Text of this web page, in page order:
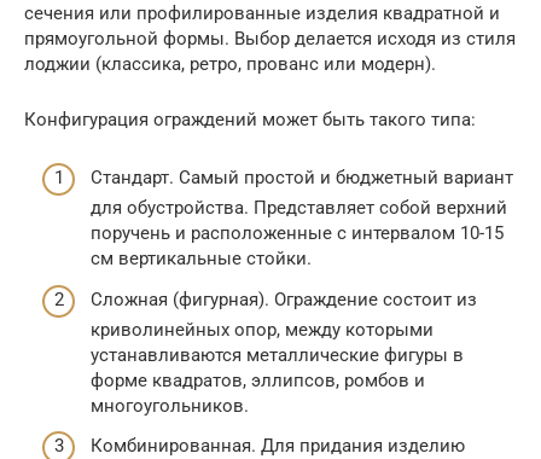
сечения или профилированные изделия квадратной и
прямоугольной формы. Выбор делается исходя из стиля
лоджии (классика, ретро, прованс или модерн).
Конфигурация ограждений может быть такого типа:
Стандарт. Самый простой и бюджетный вариант
для обустройства. Представляет собой верхний
поручень и расположенные с интервалом 10-15
см вертикальные стойки.
Сложная (фигурная). Ограждение состоит из
криволинейных опор, между которыми
устанавливаются металлические фигуры в
форме квадратов, эллипсов, ромбов и
многоугольников.
Комбинированная. Для придания изделию